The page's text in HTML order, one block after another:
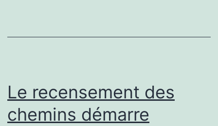
Le recensement des
chemins démarre